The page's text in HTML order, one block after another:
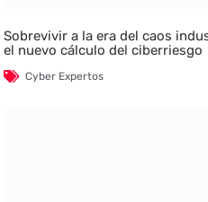
Sobrevivir a la era del caos
el nuevo cálculo del ciberriesgo
Cyber Expertos